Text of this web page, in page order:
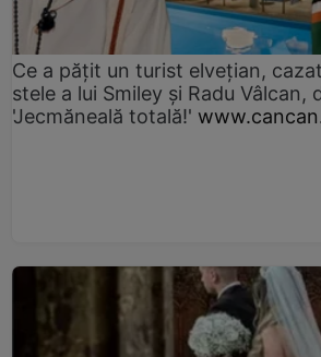
Ce a pățit un turist elvețian,
stele a lui Smiley și Radu Vâlcan,
'Jecmăneală totală!'